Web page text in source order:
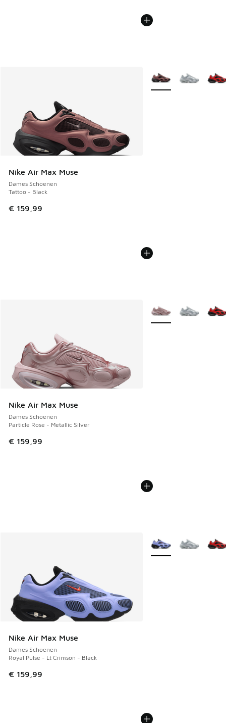
Nike Air Max Muse
Dames Schoenen
Tattoo - Black
€ 159,99
Meer kleuren
Nike Air Max Muse
Dames Schoenen
Particle Rose - Metallic Silver
€ 159,99
Meer kleuren
Nike Air Max Muse
Dames Schoenen
Royal Pulse - Lt Crimson - Black
€ 159,99
Meer kleuren